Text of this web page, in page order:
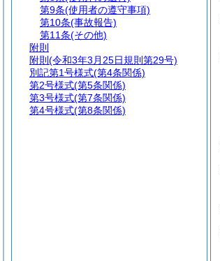
第9条(使用者の遵守事項)
第10条(事故報告)
第11条(その他)
附則
附則 (令和3年3月25日規則第29号)
別記第1号様式(第4条関係)
第2号様式(第5条関係)
第3号様式(第7条関係)
第4号様式(第8条関係)